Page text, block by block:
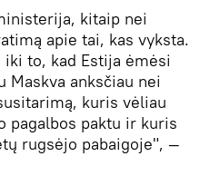
kitaip nei
apie tai, kas vyksta.
to, kad Estija ėmėsi
anksčiau nei
kuris vėliau
pagalbos paktu ir kuris
rugsėjo pabaigoje", —